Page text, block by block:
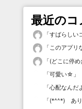
最近のコ
「すばらしい
「このアプリ
「(どこに停
「可愛い☆ 」
「心配なんだ
「(*^^*) あり